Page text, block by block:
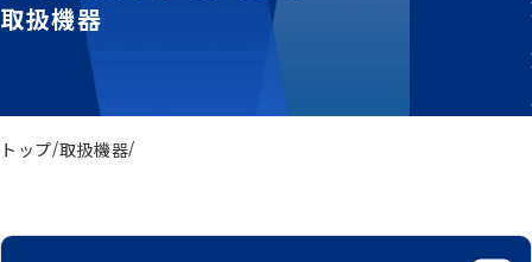
取扱機器
トップ 取扱機器